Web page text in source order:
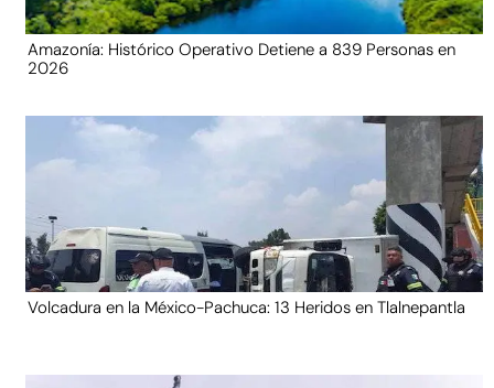
Amazonía: Histórico Operativo Detiene a 839 Personas en
2026
Volcadura en la México-Pachuca: 13 Heridos en Tlalnepantla